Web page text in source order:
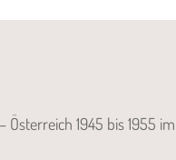
1945 bis 1955